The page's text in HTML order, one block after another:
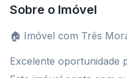
Sobre o Imóvel
🏠 Imóvel com Três
Excelente oportunidade